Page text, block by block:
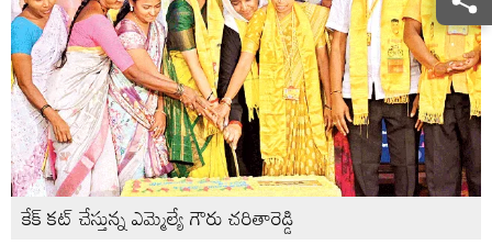
కేక్‌ కట్‌ చేస్తున్న ఎమ్మెల్యే గౌరు చరితారెడ్డి